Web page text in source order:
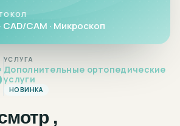
УСЛУГА
Дополнительные ортопедические
услуги
НОВИНКА
,
CAD/CAM · Микроскоп